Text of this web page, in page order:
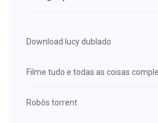
Download lucy dublado
Filme tudo e todas as coisas
Robôs torrent